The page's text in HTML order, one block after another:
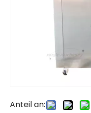
Anteil an: